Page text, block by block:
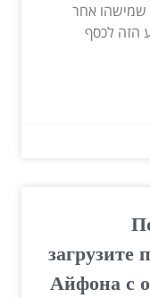
שמישהו אחר
הזה לכסף
загрузите
Айфона с